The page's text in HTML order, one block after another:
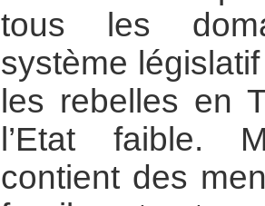
tous les
système
les rebelles en
l’Etat faible.
contient des